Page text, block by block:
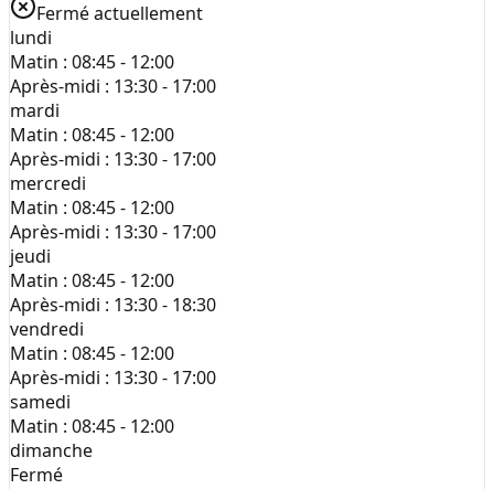
Fermé actuellement
lundi
Matin : 08:45 - 12:00
Après-midi : 13:30 - 17:00
mardi
Matin : 08:45 - 12:00
Après-midi : 13:30 - 17:00
mercredi
Matin : 08:45 - 12:00
Après-midi : 13:30 - 17:00
jeudi
Matin : 08:45 - 12:00
Après-midi : 13:30 - 18:30
vendredi
Matin : 08:45 - 12:00
Après-midi : 13:30 - 17:00
samedi
Matin : 08:45 - 12:00
dimanche
Fermé